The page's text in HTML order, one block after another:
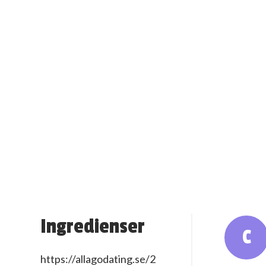
Ingredienser
https://allagodating.se/2
C